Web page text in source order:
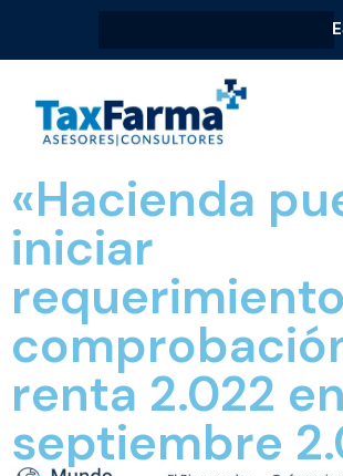
«Hacienda
iniciar
renta 2.022 en
septiembre